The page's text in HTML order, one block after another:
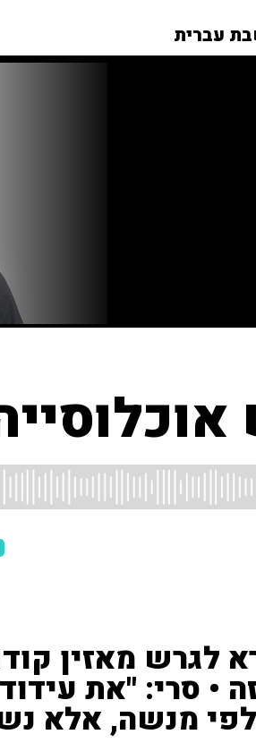
עברית
לגרש מאזין
• סרי: "את
מנשה, אלא